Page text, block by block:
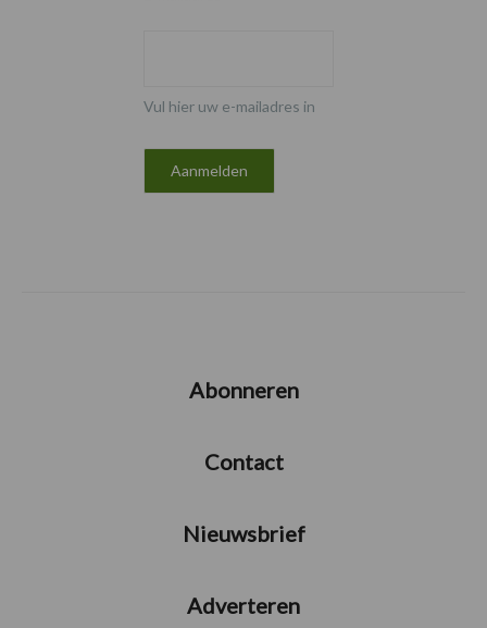
Vul hier uw e-mailadres in
Abonneren
Contact
Nieuwsbrief
Adverteren